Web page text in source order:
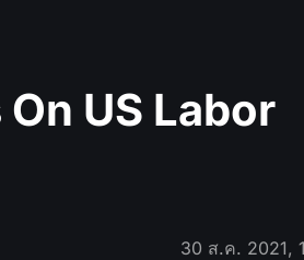
US Labor
30 ส.ค. 2021,